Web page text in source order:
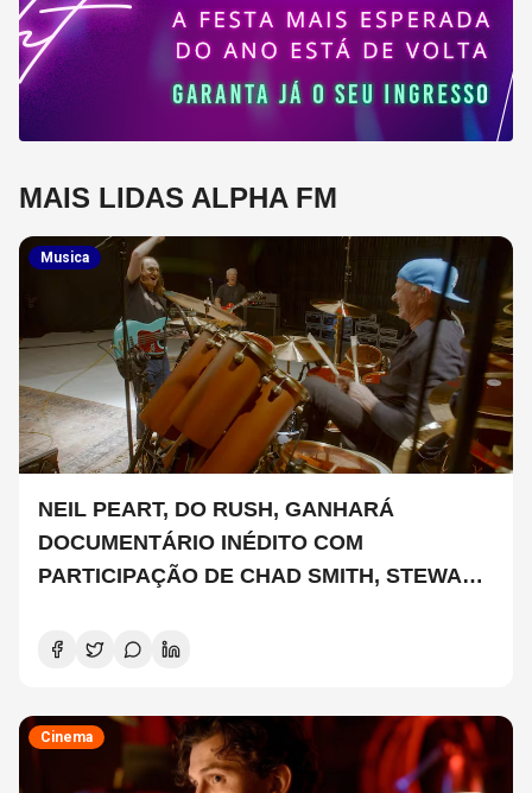
MAIS LIDAS ALPHA FM
Musica
NEIL PEART, DO RUSH, GANHARÁ
DOCUMENTÁRIO INÉDITO COM
PARTICIPAÇÃO DE CHAD SMITH, STEWART
Cinema